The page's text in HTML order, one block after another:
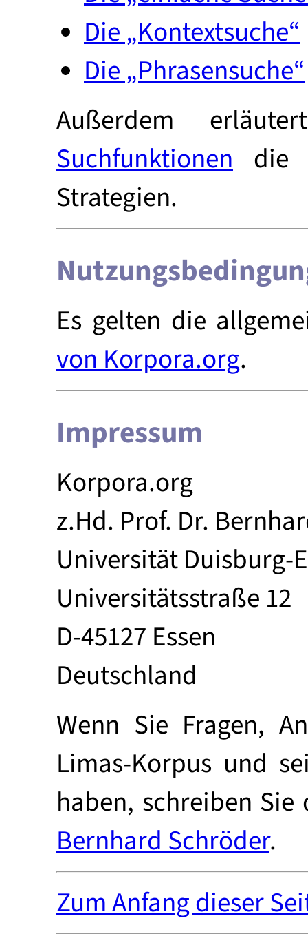
Die „Kontextsuche“
Die „Phrasensuche“
Außerdem
Suchfunktionen die
Strategien.
Es gelten die
von Korpora.org.
Impressum
Korpora.org
z.Hd. Prof. Dr.
Universität Duisburg-
Universitätsstraße 12
D-45127 Essen
Deutschland
Wenn Sie Fragen,
Limas-Korpus und
haben, schreiben
Bernhard Schröder.
Zum Anfang dieser